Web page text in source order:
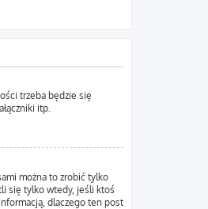
trzeba będzie się
itp.
można to zrobić tylko
się tylko wtedy, jeśli ktoś
dlaczego ten post